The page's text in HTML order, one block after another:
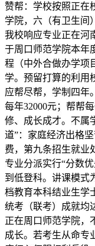
赞帮：学校按照正在
学院，六（有卫生间
我校响应专业正在河
于周口师范学院本年
程（中外合做办学项
学。预留打算的利用
应帮尽帮，学制四年
每年32000元；帮帮
修、成长成才。不属
道”：家庭经济出格
费，第九条招生就业
专业分派实行“分数
到低登科。讲课模式
档教育本科结业生学
统考（联考）成就均
正在周口师范学院，
成长。若考生从命专